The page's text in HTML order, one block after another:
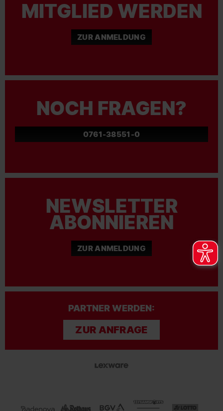
MITGLIED WERDEN
ZUR ANMELDUNG
NOCH FRAGEN?
0761-38551-0
NEWSLETTER
ABONNIEREN
ZUR ANMELDUNG
PARTNER WERDEN:
ZUR ANFRAGE